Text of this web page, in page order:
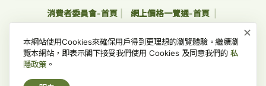
消費者委員會-首頁
網上價格一覽通-首頁
免責、版權及無障礙聲明
常見問題
本網站使用Cookies來確保用戶得到更理想的瀏覽體驗。繼續瀏
覽本網站，即表示閣下接受我們使用 Cookies 及同意我們的 私
隱政策。
×